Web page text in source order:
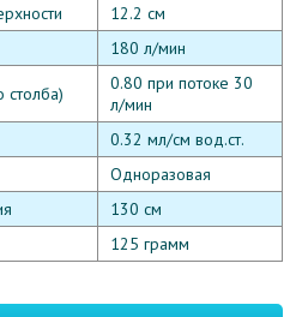
12.2 см
180 л/мин
столба)
0.80 при потоке 30
л/мин
0.32 мл/см вод.ст.
Одноразовая
130 см
125 грамм